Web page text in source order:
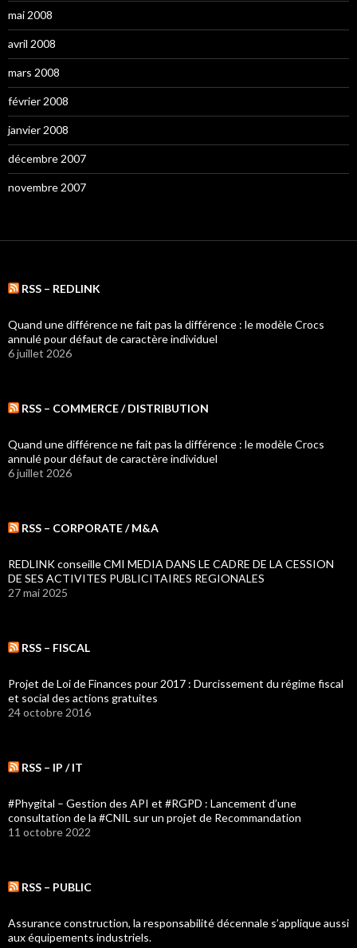
mai 2008
avril 2008
mars 2008
février 2008
janvier 2008
décembre 2007
novembre 2007
RSS – REDLINK
Quand une différence ne fait pas la différence : le modèle Crocs
annulé pour défaut de caractère individuel
6 juillet 2026
RSS – COMMERCE / DISTRIBUTION
Quand une différence ne fait pas la différence : le modèle Crocs
annulé pour défaut de caractère individuel
6 juillet 2026
RSS – CORPORATE / M&A
REDLINK conseille CMI MEDIA DANS LE CADRE DE LA CESSION
DE SES ACTIVITES PUBLICITAIRES REGIONALES
27 mai 2025
RSS – FISCAL
Projet de Loi de Finances pour 2017 : Durcissement du régime fiscal
et social des actions gratuites
24 octobre 2016
RSS – IP / IT
#Phygital – Gestion des API et #RGPD : Lancement d’une
consultation de la #CNIL sur un projet de Recommandation
11 octobre 2022
RSS – PUBLIC
Assurance construction, la responsabilité décennale s’applique aussi
aux équipements industriels.